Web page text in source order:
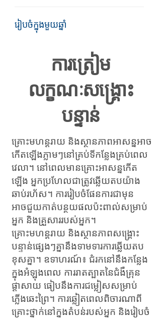
រៀបចំក្នុងមួយឆ្នាំ
ការត្រៀម
លក្ខណៈសង្គ្រោះ
បន្ទាន់
គ្រោះមហន្តរាយ និងស្ថានភាពអាសន្នអាច
កើតឡើងភ្លាមៗនៅគ្រប់ទីកន្លែងគ្រប់ពេល
វេលា។ នៅពេលមានគ្រោះអាសន្នកើត
ឡើង អ្នកប្រហែលជាត្រូវឆ្លើយតបយ៉ាង
ឆាប់រហ័ស។ ការរៀបចំផែនការជាមុន
អាចជួយកាត់បន្ថយផលប៉ះពាល់សម្រាប់
អ្នក និងគ្រួសាររបស់អ្នក។
គ្រោះមហន្តរាយ និងស្ថានភាពសង្គ្រោះ
បន្ទាន់ផ្សេងៗគ្នានឹងទាមទារការឆ្លើយតប
ខុសគ្នា។ ឧទាហរណ៍៖ ជំរកនៅនឹងកន្លែង
ក្នុងអំឡុងពេល ការរាតត្បាតនៃជំងឺគ្រុន
ផ្តាសាយ ធៀបនឹងការជម្លៀសសម្រាប់
ភ្លើងឆេះព្រៃ។ ការឆ្លៀតពេលពិចារណាពី
គ្រោះថ្នាក់នៅក្នុងតំបន់របស់អ្នក និងរៀបចំ